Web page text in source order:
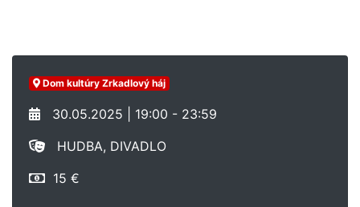
Dom kultúry Zrkadlový háj
30.05.2025 | 19:00 - 23:59
HUDBA, DIVADLO
15 €